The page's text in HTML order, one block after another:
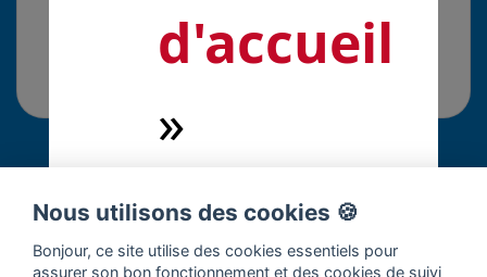
Aucun média n'a été trouvé pour cette solution.
Connectez-vous pour répondre à cette solution.
d'accueil
»
Nous utilisons des cookies 🍪
Bonjour, ce site utilise des cookies essentiels pour
assurer son bon fonctionnement et des cookies de suivi